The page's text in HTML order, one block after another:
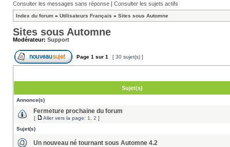
Consulter les messages sans réponse | Consulter les sujets actifs
Index du forum » Utilisateurs Français » Sites sous Automne
Sites sous Automne
Modérateur: Support
Page 1 sur 1 [ 30 sujet(s) ]
Sujet(s)
Annonce(s)
Fermeture prochaine du forum
[ Aller vers la page: 1 2 ]
Sujet(s)
Un nouveau né tournant sous Automne 4.2